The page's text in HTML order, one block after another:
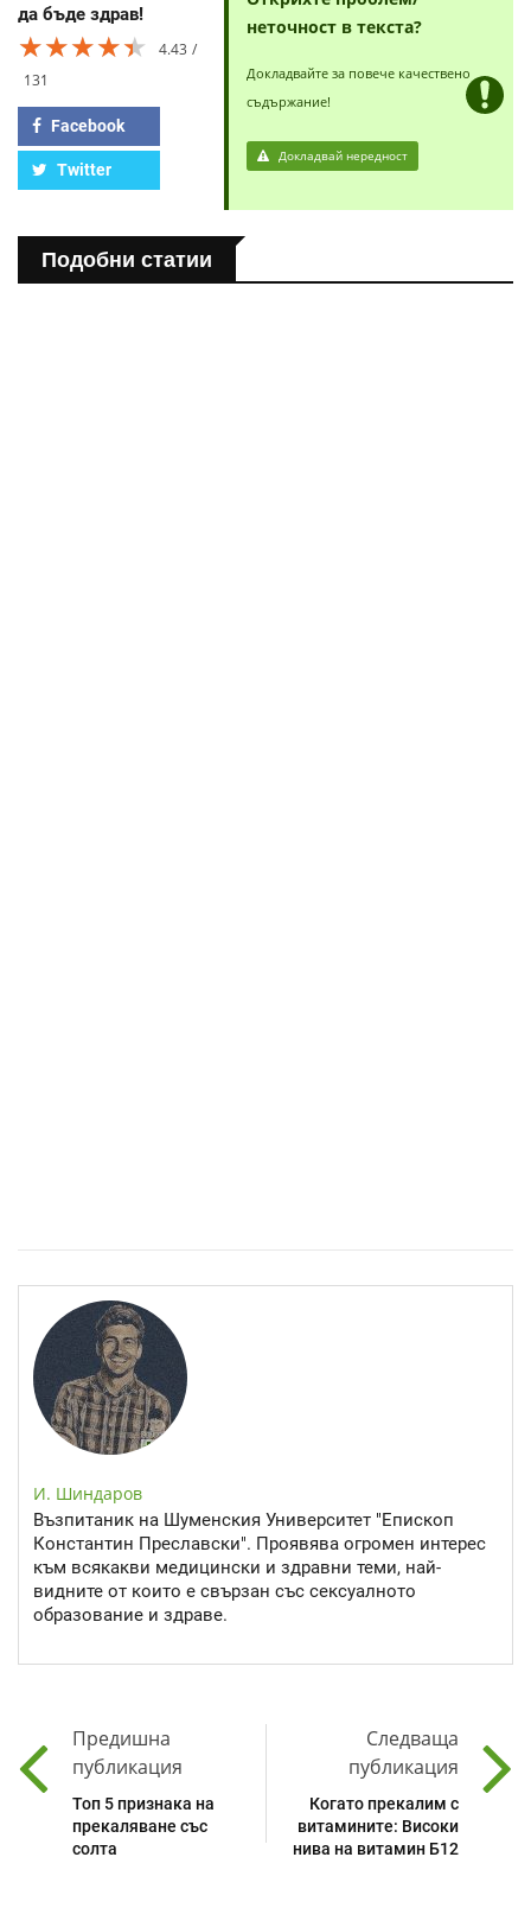
да бъде здрав!
★★★★★
★★★★★
★★★★★
4.43
131
Facebook
Twitter
неточност в текста?
Докладвайте за повече качествено
съдържание!
Докладвай нередност
Подобни статии
И. Шиндаров
Възпитаник на Шуменския Университет "Епископ
Константин Преславски". Проявява огромен интерес
към всякакви медицински и здравни теми, най-
видните от които е свързан със сексуалното
образование и здраве.
Предишна
публикация
Топ 5 признака на
прекаляване със
солта
Следваща
публикация
Когато прекалим с
витамините: Високи
нива на витамин Б12